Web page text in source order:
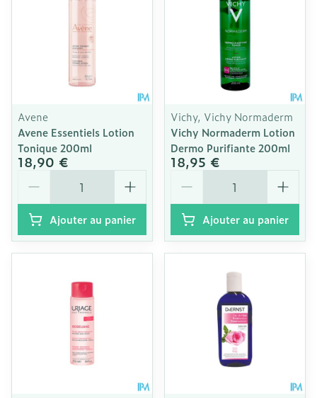
Avene
Avene Essentiels Lotion
Tonique 200ml
18,90 €
Ajouter au panier
Vichy, Vichy Normaderm
Vichy Normaderm Lotion
Dermo Purifiante 200ml
18,95 €
Ajouter au panier